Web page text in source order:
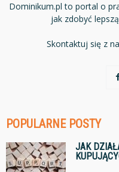
Dominikum.pl to portal o
jak zdobyć
Skontaktuj się z
POPULARNE POSTY
JAK